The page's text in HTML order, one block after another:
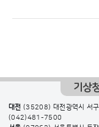
기상
대전 (35208) 대전광역시 서
(042)481-7500